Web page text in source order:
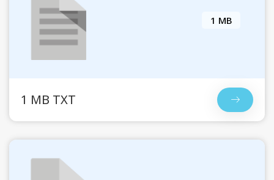
1 MB
1 MB TXT